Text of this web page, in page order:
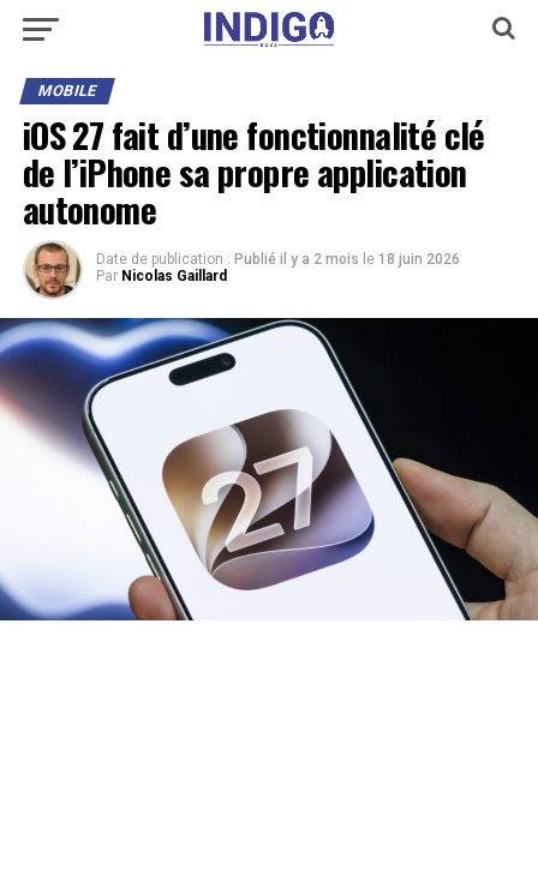
MOBILE
iOS 27 fait d’une fonctionnalité clé
de l’iPhone sa propre application
autonome
Date de publication : Publié il y a 2 mois le 18 juin 2026
Par Nicolas Gaillard